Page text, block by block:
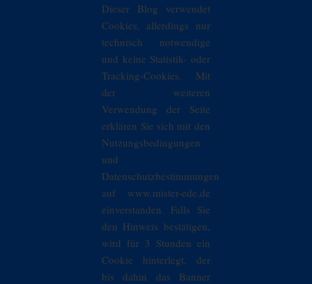
Dieser Blog verwendet
Cookies, allerdings nur
technisch notwendige
und keine Statistik- oder
Tracking-Cookies. Mit
der weiteren
Verwendung der Seite
erklären Sie sich mit den
Nutzungsbedingungen
und
Datenschutzbestimmungen
auf www.mister-ede.de
einverstanden. Falls Sie
den Hinweis bestätigen,
wird für 3 Stunden ein
Cookie hinterlegt, der
bis dahin das Banner